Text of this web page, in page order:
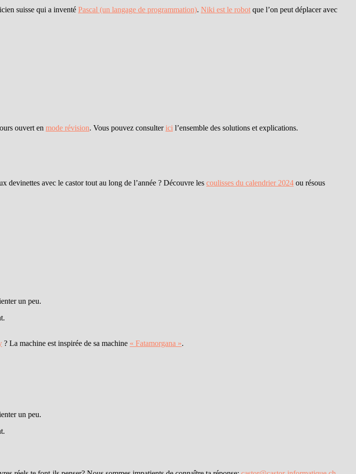
suisse qui a inventé Pascal (un langage de programmation). Niki est le robot que l’on peut déplacer avec
ouvert en mode révision. Vous pouvez consulterici l’ensemble des solutions et explications.
devinettes avec le castor tout au long de l’année ? Découvre les coulisses du calendrier 2024 ou résous
un peu.
? La machine est inspirée de sa machine « Fatamorgana ».
un peu.